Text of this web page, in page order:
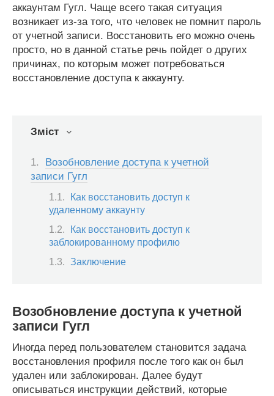
аккаунтам Гугл. Чаще всего такая ситуация
возникает из-за того, что человек не помнит пароль
от учетной записи. Восстановить его можно очень
просто, но в данной статье речь пойдет о других
причинах, по которым может потребоваться
восстановление доступа к аккаунту.
Зміст
Возобновление доступа к учетной
записи Гугл
Как восстановить доступ к
удаленному аккаунту
Как восстановить доступ к
заблокированному профилю
Заключение
Возобновление доступа к учетной
записи Гугл
Иногда перед пользователем становится задача
восстановления профиля после того как он был
удален или заблокирован. Далее будут
описываться инструкции действий, которые